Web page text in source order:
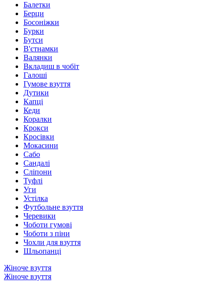
Балетки
Берци
Босоніжки
Бурки
Бутси
В'єтнамки
Валянки
Вкладиш в чобіт
Галоші
Гумове взуття
Дутики
Капці
Кеди
Коралки
Крокси
Кросівки
Мокасини
Сабо
Сандалі
Сліпони
Туфлі
Уги
Устілка
Футбольне взуття
Черевики
Чоботи гумові
Чоботи з піни
Чохли для взуття
Шльопанці
Жіноче взуття
Жіноче взуття